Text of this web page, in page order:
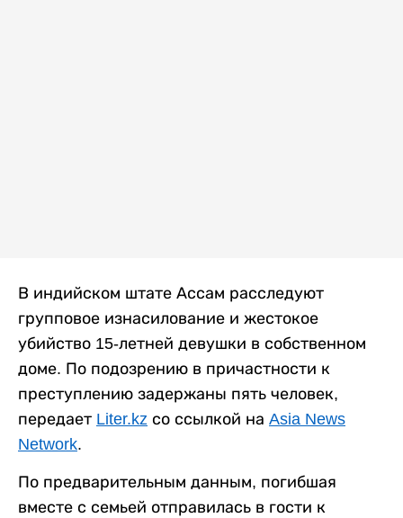
В индийском штате Ассам расследуют
групповое изнасилование и жестокое
убийство 15-летней девушки в собственном
доме. По подозрению в причастности к
преступлению задержаны пять человек,
передает Liter.kz со ссылкой на Asia News
Network.
По предварительным данным, погибшая
вместе с семьей отправилась в гости к